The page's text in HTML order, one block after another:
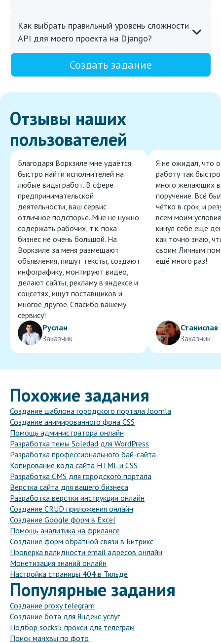
Как выбрать правильный уровень сложности
API для моего проекта на Django?
Создать задание
Отзывы наших
пользователей
Благодаря Воркзиле мне удаётся
быстро найти исполнителей на
любые виды работ. В сфере
предпринимательской
деятельности, ваш сервис
отличное подспорье. Мне не нужно
содержать рабочих, т.к. пока
бизнес не очень большой. На
Воркзиле за меня размещают
объявления, пишут тексты, создают
инфографику, монтируют видео,
делают сайты, рекламу в яндексе и
соцсетях, ищут поставщиков и
многое другое. Спасибо вашему
сервису!
Руслан
Заказчик
Я не ожидал, что
работу так
много желающих
поручение. Всё
чётко в срок, и
всем моим
кинул себе ещё
как точно знаю,
своим Личным
ещё много раз!
Станислав
Заказчик
Похожие задания
Создание шаблона городского портала Joomla
Создание анимированного фона CSS
Помощь администратора онлайн
Разработка темы Soledad для WordPress
Разработка профессионального бай-сайта
Копирование кода сайта HTML и CSS
Разработка CMS для городского портала
Верстка сайта для вашего бизнеса
Разработка верстки инструкции онлайн
Создание CRUD приложения онлайн
Создание Google форм в Excel
Помощь аналитика на фрилансе
Создание форм обратной связи в Битрикс
Проверка валидности email адресов онлайн
Монетизация знаний онлайн
Настройка страницы 404 в Тильде
Популярные задания
Создание proxy telegram
Создание бота для Яндекс услуг
Подбор socks5 прокси для телеграм
Поиск манхвы по фото